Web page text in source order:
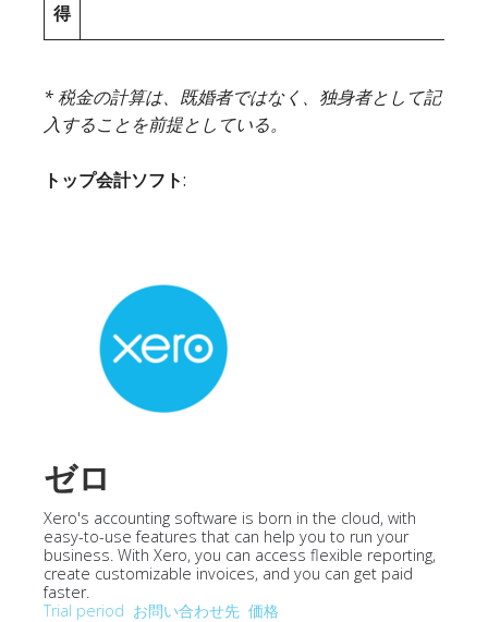
得
* 税金の計算は、既婚者ではなく、独身者として記
入することを前提としている。
トップ会計ソフト:
ゼロ
Xero's accounting software is born in the cloud, with
easy-to-use features that can help you to run your
business. With Xero, you can access flexible reporting,
create customizable invoices, and you can get paid
faster.
Trial period お問い合わせ先 価格